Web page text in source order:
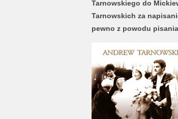
Tarnowskiego do
Tarnowskich za
pewno z powodu